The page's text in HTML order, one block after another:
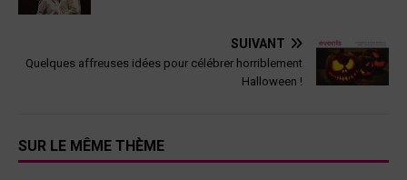
SUIVANT
Quelques affreuses idées pour célébrer horriblement
Halloween !
SUR LE MÊME THÈME